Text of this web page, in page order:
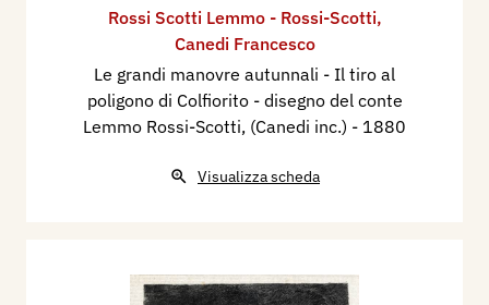
Rossi Scotti Lemmo - Rossi-Scotti,
Canedi Francesco
Le grandi manovre autunnali - Il tiro al
poligono di Colfiorito - disegno del conte
Lemmo Rossi-Scotti, (Canedi inc.) - 1880
Visualizza scheda